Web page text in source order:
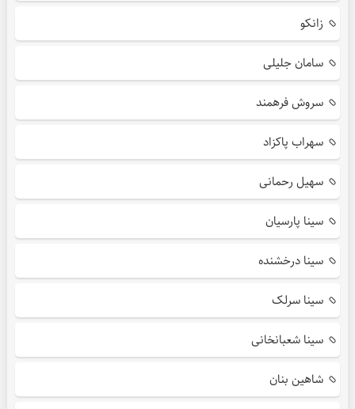
زانکو
سامان جلیلی
سروش فرهمند
سهراب پاکزاد
سهیل رحمانی
سینا پارسیان
سینا درخشنده
سینا سرلک
سینا شعبانخانی
شاهین بنان